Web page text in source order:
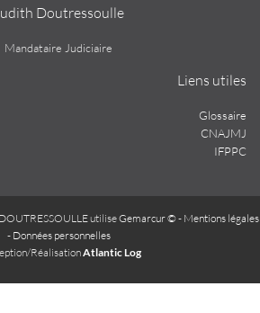
Doutressoulle
Mandataire Judiciaire
Liens utiles
Glossaire
CNAJMJ
IFPPC
utiliseGemarcur © - Mentions légales
- Données personnelles
RéalisationAtlantic Log